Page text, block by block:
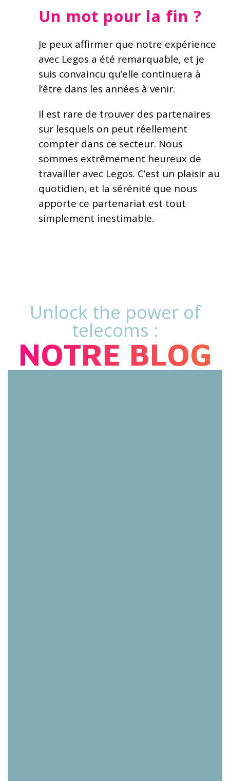
Un mot pour la fin ?
Je peux affirmer que notre expérience
avec Legos a été remarquable, et je
suis convaincu qu’elle continuera à
l’être dans les années à venir.
Il est rare de trouver des partenaires
sur lesquels on peut réellement
compter dans ce secteur. Nous
sommes extrêmement heureux de
travailler avec Legos. C’est un plaisir au
quotidien, et la sérénité que nous
apporte ce partenariat est tout
simplement inestimable.
Unlock the power of
telecoms :
NOTRE BLOG